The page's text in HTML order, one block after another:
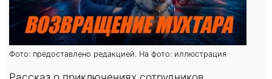
Фото: предоставлено редакцией. На фото: иллюстрация